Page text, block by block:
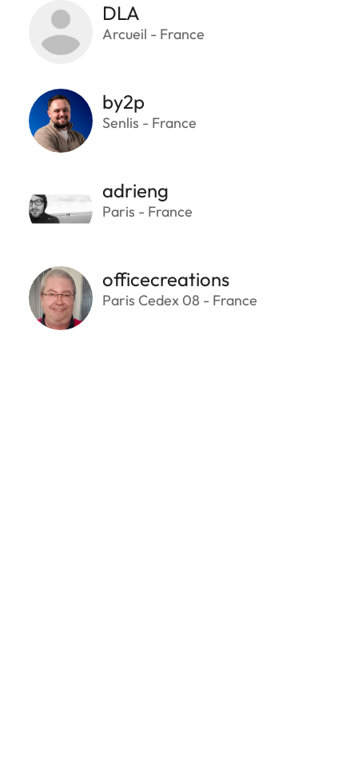
DLA
Arcueil - France
by2p
Senlis - France
adrieng
Paris - France
officecreations
Paris Cedex 08 - France